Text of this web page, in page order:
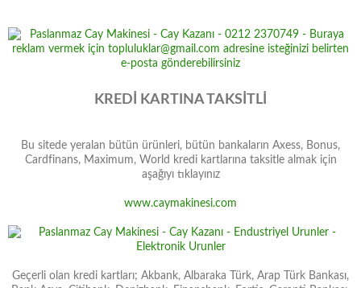
KREDİ KARTINA TAKSİTLİ
Bu sitede yeralan bütün ürünleri, bütün bankaların Axess, Bonus,
Cardfinans, Maximum, World kredi kartlarına taksitle almak için
aşağıyı tıklayınız
www.caymakinesi.com
Geçerli olan kredi kartları; Akbank, Albaraka Türk, Arap Türk Bankası,